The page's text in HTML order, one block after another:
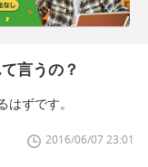
言うの？
ずです。
2016/06/07 23:01